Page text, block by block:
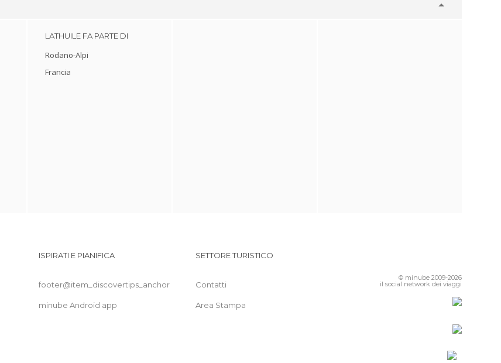
LATHUILE FA PARTE DI
Rodano-Alpi
Francia
ISPIRATI E PIANIFICA
footer@item_discovertips_anchor
minube Android app
SETTORE TURISTICO
Contatti
Area Stampa
© minube 2009-2026
il social network dei viaggi